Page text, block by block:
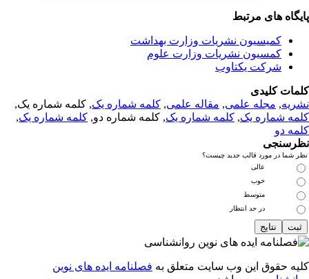
های مرتبط
کمیسیون نشریات وزارت بهداشت
کمسیون نشریات وزارت علوم
شرکت یکتاوب
کلیدی
,مجله علمی, مقاله علمی, کلمه شماره یک, کلمه شماره یک,
شماره یک,کلمه شماره یک, کلمه شماره دو,کلمه شماره یک,
دو
شما در مورد قالب جدید چیست؟
عالی
خوب
متوسط
در حد انتظار
حقوق این وب سایت متعلق بهفصلنامه ایده های نوین